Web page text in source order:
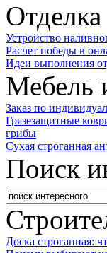
Отделка
Устройство
Расчет победы в
Идеи выполнения
Мебель
Заказ по
Грязезащитные
грибы
Сухая строганная
Поиск
Доска строганная: